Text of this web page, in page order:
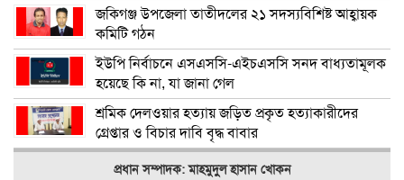
জকিগঞ্জ উপজেলা তাতীদলের ২১ সদস্যবিশিষ্ট আহ্বায়ক
কমিটি গঠন
ইউপি নির্বাচনে এসএসসি-এইচএসসি সনদ বাধ্যতামূলক
হয়েছে কি না, যা জানা গেল
শ্রমিক দেলওয়ার হত্যায় জড়িত প্রকৃত হত্যাকারীদের
গ্রেপ্তার ও বিচার দাবি বৃদ্ধ বাবার
প্রধান সম্পাদক: মাহমুদুল হাসান খোকন